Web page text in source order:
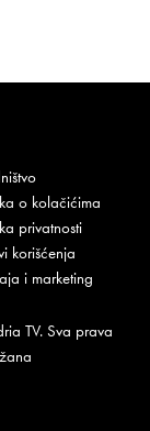
o kolačićima
privatnosti
korišćenja
i marketing
TV. Sva prava